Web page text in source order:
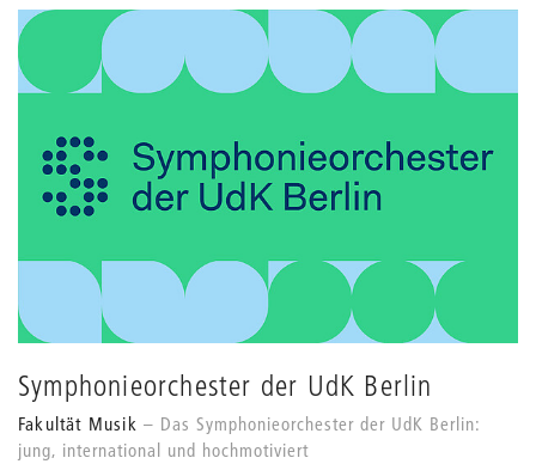
Symphonieorchester der UdK Berlin
Fakultät Musik
Das Symphonieorchester der UdK Berlin:
jung, international und hochmotiviert